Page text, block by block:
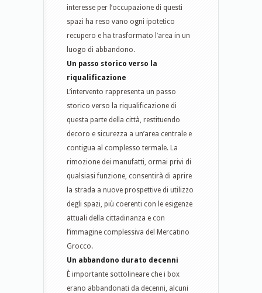
interesse per l’occupazione di questi
spazi ha reso vano ogni ipotetico
recupero e ha trasformato l’area in un
luogo di abbandono.
Un passo storico verso la
riqualificazione
L’intervento rappresenta un passo
storico verso la riqualificazione di
questa parte della città, restituendo
decoro e sicurezza a un’area centrale e
contigua al complesso termale. La
rimozione dei manufatti, ormai privi di
qualsiasi funzione, consentirà di aprire
la strada a nuove prospettive di utilizzo
degli spazi, più coerenti con le esigenze
attuali della cittadinanza e con
l’immagine complessiva del Mercatino
Grocco.
Un abbandono durato decenni
È importante sottolineare che i box
erano abbandonati da decenni, alcuni